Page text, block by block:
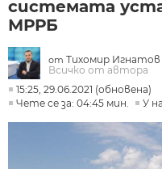
системата
МРРБ
от Тихомир Игнатов
Всичко от автора
15:25, 29.06.2021 (обновена)
Чете се за: 04:45 мин.
У